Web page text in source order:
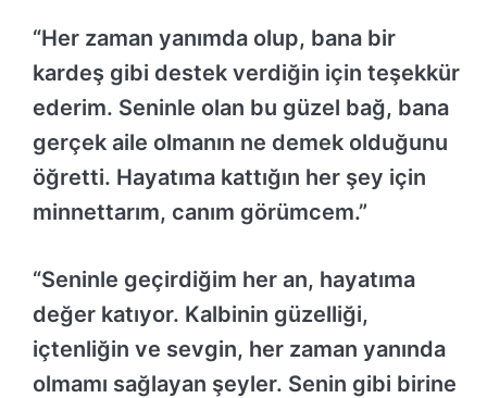
“Her zaman yanımda olup, bana bir
kardeş gibi destek verdiğin için teşekkür
ederim. Seninle olan bu güzel bağ, bana
gerçek aile olmanın ne demek olduğunu
öğretti. Hayatıma kattığın her şey için
minnettarım, canım görümcem.”
“Seninle geçirdiğim her an, hayatıma
değer katıyor. Kalbinin güzelliği,
içtenliğin ve sevgin, her zaman yanında
olmamı sağlayan şeyler. Senin gibi birine